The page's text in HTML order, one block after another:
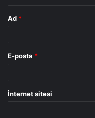
Ad *
E-posta *
İnternet sitesi